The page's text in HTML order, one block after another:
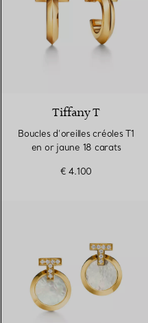
Tiffany T
Boucles d’oreilles créoles T1
en or jaune 18 carats
€ 4.100